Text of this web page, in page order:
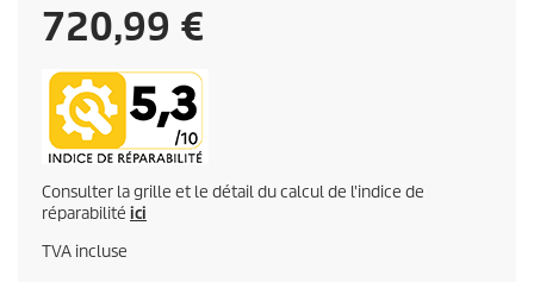
C
u
r
r
e
n
720,99 €
Consulter la grille et le détail du calcul de l'indice de
réparabilité ici
TVA incluse